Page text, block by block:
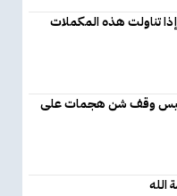
تناولت هذه المكملات
وقف شن هجمات على
الله